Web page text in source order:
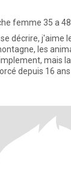
femme 35 a
décrire, j'aime
les
mais
depuis 16